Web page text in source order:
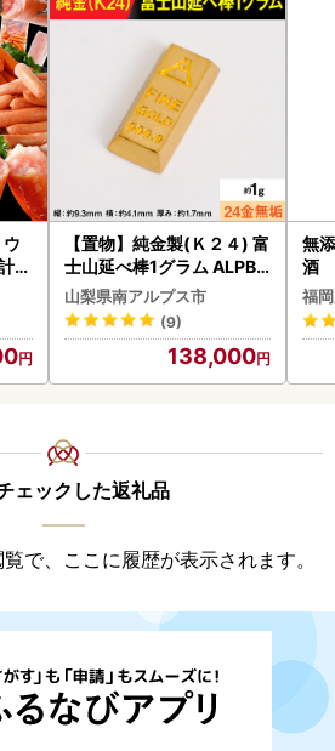
4.
【置物】純金製(Ｋ２４) 富
士山延べ棒1グラム ALPBK
180
山梨県南アルプス市
(9)
138,000
無
酒
福
ェックした返礼品
で、ここに履歴が表示されます。